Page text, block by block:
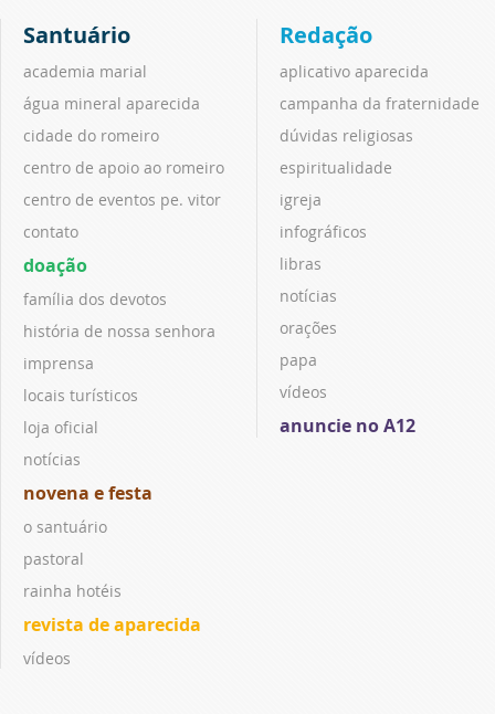
Santuário
academia marial
água mineral aparecida
cidade do romeiro
centro de apoio ao romeiro
centro de eventos pe. vitor
contato
doação
família dos devotos
história de nossa senhora
imprensa
locais turísticos
loja oficial
notícias
novena e festa
o santuário
pastoral
rainha hotéis
revista de aparecida
vídeos
Redação
aplicativo aparecida
campanha da fraternidade
dúvidas religiosas
espiritualidade
igreja
infográficos
libras
notícias
orações
papa
vídeos
anuncie no A12